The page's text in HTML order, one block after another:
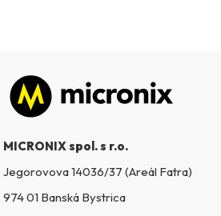
Zápätie
MICRONIX spol. s r.o.
Jegorovova 14036/37 (Areál Fatra)
974 01 Banská Bystrica